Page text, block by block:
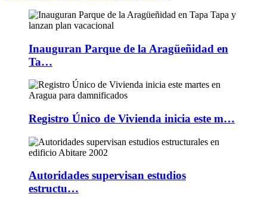
Inauguran Parque de la Aragüeñidad en
Ta…
Registro Único de Vivienda inicia este m…
Autoridades supervisan estudios
estructu…